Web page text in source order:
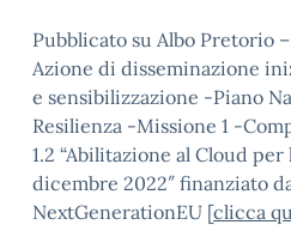
Pubblicato su Albo Pretorio
Azione di disseminazione
e sensibilizzazione -Piano
Resilienza -Missione 1 -
1.2 “Abilitazione al Cloud per
dicembre 2022″ finanziato
NextGenerationEU [clicca